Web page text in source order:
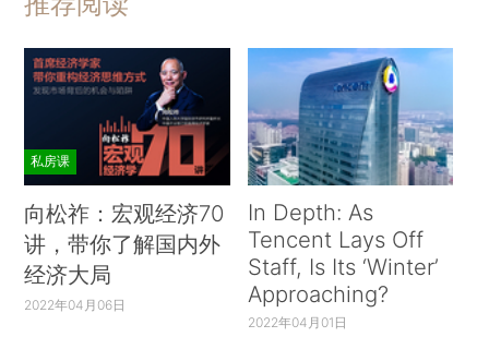
私房课
向松祚：宏观经济70
讲，带你了解国内外
经济大局
2022年04月06日
In Depth: As
Tencent Lays Off
Staff, Is Its ‘Winter’
Approaching?
2022年04月01日